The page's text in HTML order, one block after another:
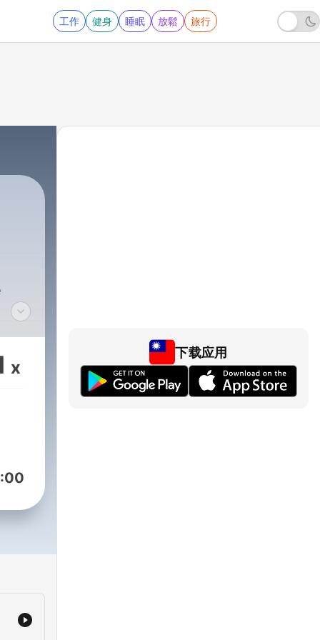
工作 健身 睡眠 放鬆 旅行
x
下载应用